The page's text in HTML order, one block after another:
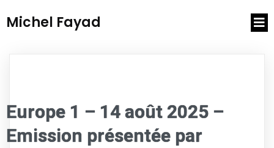
Michel Fayad
Europe 1 – 14 août 2025 –
Emission présentée par